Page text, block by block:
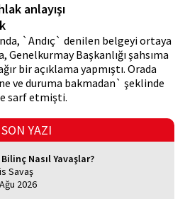
anlayışı
`Andıç` denilen belgeyi ortaya
Genelkurmay Başkanlığı şahsıma
bir açıklama yapmıştı. Orada
ve duruma bakmadan` şeklinde
sarf etmişti.
SON YAZI
Nasıl Yavaşlar?
Savaş
2026